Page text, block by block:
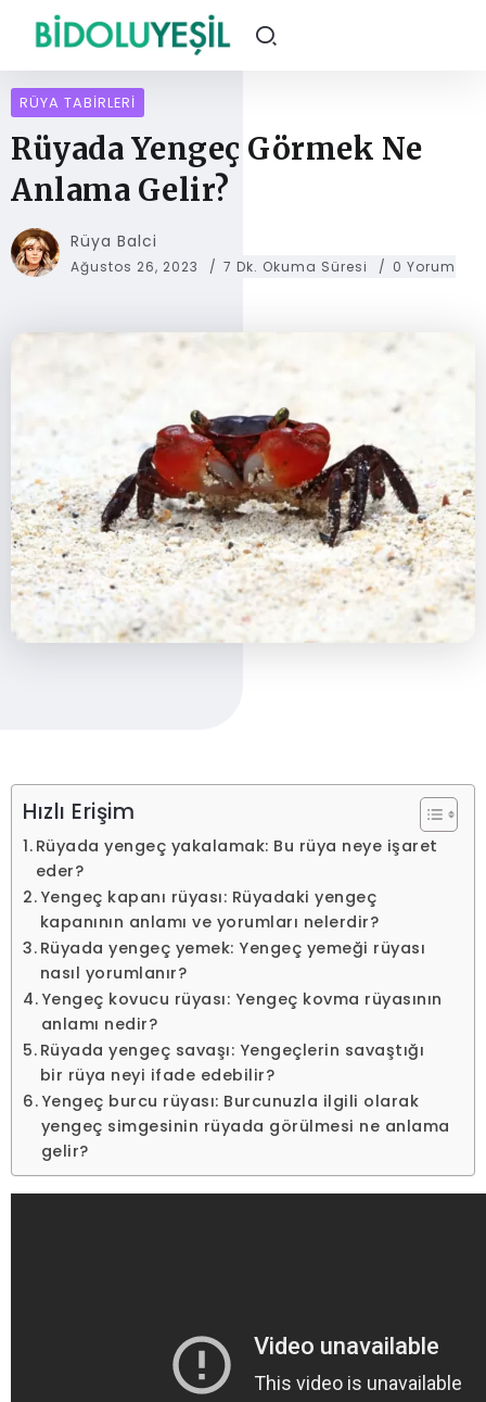
RÜYA TABIRLERI
Rüyada Yengeç Görmek Ne
Anlama Gelir?
Rüya Balci
Ağustos 26, 2023 7 Dk. Okuma Süresi 0 Yorum
Hızlı Erişim
Rüyada yengeç yakalamak: Bu rüya neye işaret
eder?
Yengeç kapanı rüyası: Rüyadaki yengeç
kapanının anlamı ve yorumları nelerdir?
Rüyada yengeç yemek: Yengeç yemeği rüyası
nasıl yorumlanır?
Yengeç kovucu rüyası: Yengeç kovma rüyasının
anlamı nedir?
Rüyada yengeç savaşı: Yengeçlerin savaştığı
bir rüya neyi ifade edebilir?
Yengeç burcu rüyası: Burcunuzla ilgili olarak
yengeç simgesinin rüyada görülmesi ne anlama
gelir?